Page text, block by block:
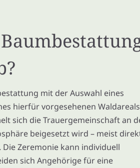
mit der Auswahl eines
hierfür vorgesehenen
sich die Trauergemeinschaft an
beigesetzt wird – meist
Zeremonie kann individuell
sich Angehörige für eine